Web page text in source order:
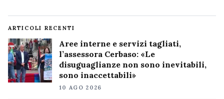
ARTICOLI RECENTI
Aree interne e servizi tagliati,
l’assessora Cerbaso: «Le
disuguaglianze non sono inevitabili,
sono inaccettabili»
10 AGO 2026